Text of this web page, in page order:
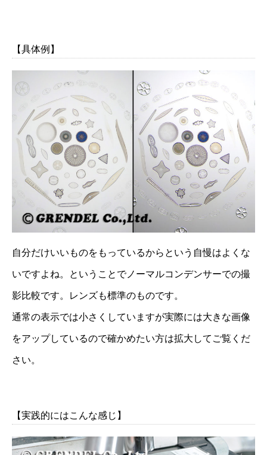
【具体例】
自分だけいいものをもっているからという自慢はよくな
いですよね。ということでノーマルコンデンサーでの撮
影比較です。レンズも標準のものです。
通常の表示では小さくしていますが実際には大きな画像
をアップしているので確かめたい方は拡大してご覧くだ
さい。
【実践的にはこんな感じ】